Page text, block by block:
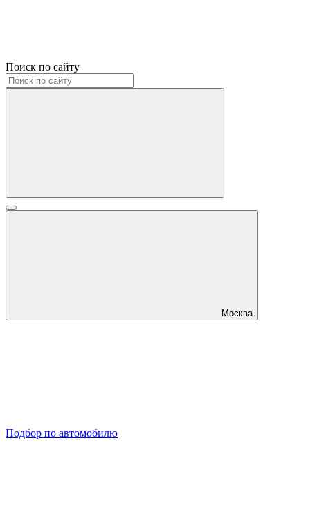
Поиск по сайту
Москва
Подбор по автомобилю